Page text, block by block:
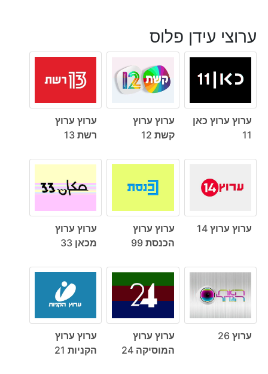
ערוצי עידן פלוס
ערוץ ערוץ כאן
11
ערוץ ערוץ
קשת 12
ערוץ ערוץ
רשת 13
ערוץ ערוץ 14
ערוץ ערוץ
הכנסת 99
ערוץ ערוץ
מכאן 33
ערוץ 26
ערוץ ערוץ
המוסיקה 24
ערוץ ערוץ
הקניות 21